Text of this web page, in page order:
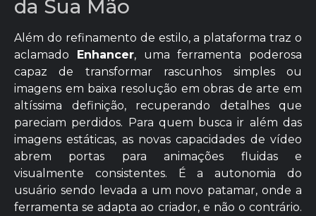
da Sua Mão
Além do refinamento de estilo, a plataforma traz o
aclamado Enhancer, uma ferramenta poderosa
capaz de transformar rascunhos simples ou
imagens em baixa resolução em obras de arte em
altíssima definição, recuperando detalhes que
pareciam perdidos. Para quem busca ir além das
imagens estáticas, as novas capacidades de vídeo
abrem portas para animações fluidas e
visualmente consistentes. É a autonomia do
usuário sendo levada a um novo patamar, onde a
ferramenta se adapta ao criador, e não o contrário.